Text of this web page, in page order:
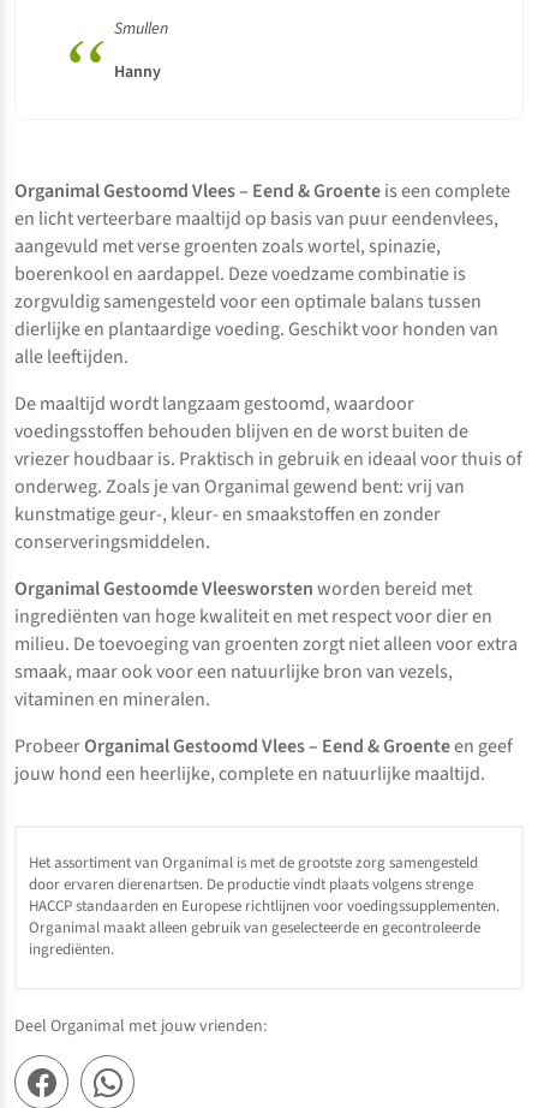
Organimal Gestoomd Vlees – Eend & Groenteis een complete
en licht verteerbare maaltijd op basis van puur eendenvlees,
aangevuld met verse groenten zoals wortel, spinazie,
boerenkool en aardappel. Deze voedzame combinatie is
zorgvuldig samengesteld voor een optimale balans tussen
dierlijke en plantaardige voeding. Geschikt voor honden van
alle leeftijden.
De maaltijd wordt langzaam gestoomd, waardoor
voedingsstoffen behouden blijven en de worst buiten de
vriezer houdbaar is. Praktisch in gebruik en ideaal voor thuis of
onderweg. Zoals je van Organimal gewend bent: vrij van
kunstmatige geur-, kleur- en smaakstoffen en zonder
conserveringsmiddelen.
Organimal Gestoomde Vleesworstenworden bereid met
ingrediënten van hoge kwaliteit en met respect voor dier en
milieu. De toevoeging van groenten zorgt niet alleen voor extra
smaak, maar ook voor een natuurlijke bron van vezels,
vitaminen en mineralen.
ProbeerOrganimal Gestoomd Vlees – Eend & Groenteen geef
jouw hond een heerlijke, complete en natuurlijke maaltijd.
Het assortiment van Organimal is met de grootste zorg samengesteld
door ervaren dierenartsen. De productie vindt plaats volgens strenge
HACCP standaarden en Europese richtlijnen voor voedingssupplementen.
Organimal maakt alleen gebruik van geselecteerde en gecontroleerde
ingrediënten.
Deel Organimal met jouw vrienden:
“ Smullen
Hanny